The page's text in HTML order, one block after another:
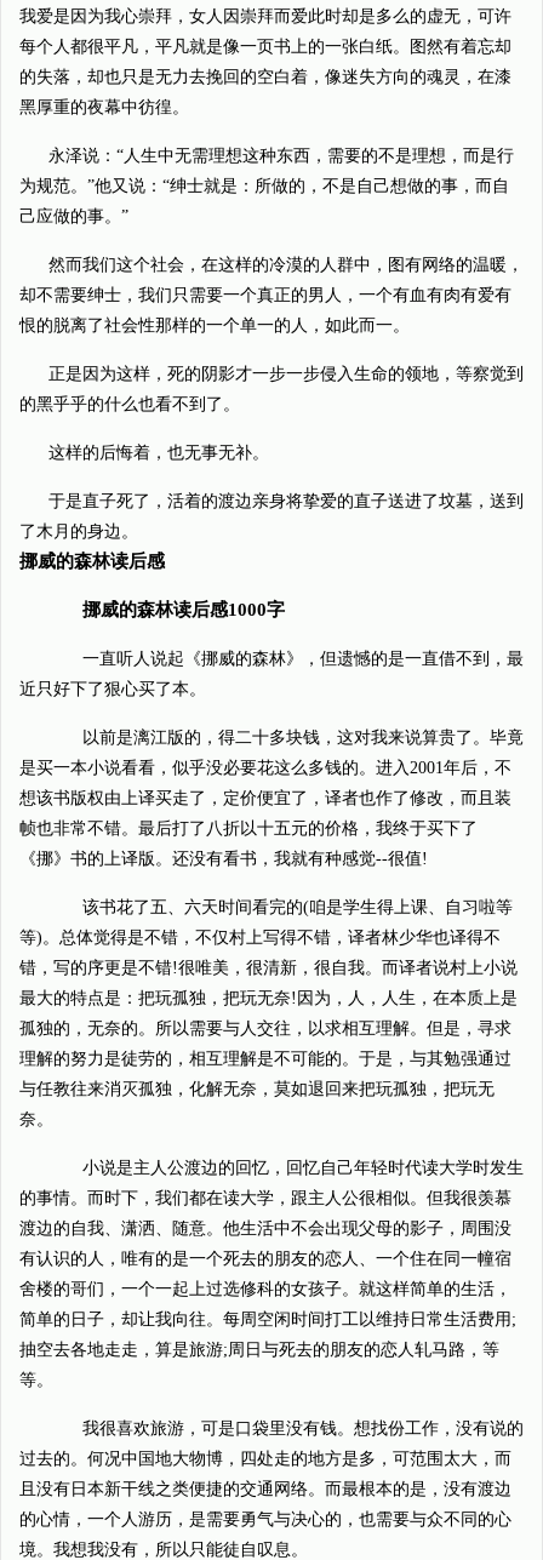
我爱是因为我心崇拜，女人因崇拜而爱此时却是多么的虚无，可许
每个人都很平凡，平凡就是像一页书上的一张白纸。图然有着忘却
的失落，却也只是无力去挽回的空白着，像迷失方向的魂灵，在漆
黑厚重的夜幕中彷徨。
永泽说：“人生中无需理想这种东西，需要的不是理想，而是行
为规范。”他又说：“绅士就是：所做的，不是自己想做的事，而自
己应做的事。”
然而我们这个社会，在这样的冷漠的人群中，图有网络的温暖，
却不需要绅士，我们只需要一个真正的男人，一个有血有肉有爱有
恨的脱离了社会性那样的一个单一的人，如此而一。
正是因为这样，死的阴影才一步一步侵入生命的领地，等察觉到
的黑乎乎的什么也看不到了。
这样的后悔着，也无事无补。
于是直子死了，活着的渡边亲身将挚爱的直子送进了坟墓，送到
了木月的身边。
挪威的森林读后感
挪威的森林读后感1000字
一直听人说起《挪威的森林》，但遗憾的是一直借不到，最
近只好下了狠心买了本。
以前是漓江版的，得二十多块钱，这对我来说算贵了。毕竟
是买一本小说看看，似乎没必要花这么多钱的。进入2001年后，不
想该书版权由上译买走了，定价便宜了，译者也作了修改，而且装
帧也非常不错。最后打了八折以十五元的价格，我终于买下了
《挪》书的上译版。还没有看书，我就有种感觉--很值!
该书花了五、六天时间看完的(咱是学生得上课、自习啦等
等)。总体觉得是不错，不仅村上写得不错，译者林少华也译得不
错，写的序更是不错!很唯美，很清新，很自我。而译者说村上小说
最大的特点是：把玩孤独，把玩无奈!因为，人，人生，在本质上是
孤独的，无奈的。所以需要与人交往，以求相互理解。但是，寻求
理解的努力是徒劳的，相互理解是不可能的。于是，与其勉强通过
与任教往来消灭孤独，化解无奈，莫如退回来把玩孤独，把玩无
奈。
小说是主人公渡边的回忆，回忆自己年轻时代读大学时发生
的事情。而时下，我们都在读大学，跟主人公很相似。但我很羡慕
渡边的自我、潇洒、随意。他生活中不会出现父母的影子，周围没
有认识的人，唯有的是一个死去的朋友的恋人、一个住在同一幢宿
舍楼的哥们，一个一起上过选修科的女孩子。就这样简单的生活，
简单的日子，却让我向往。每周空闲时间打工以维持日常生活费用;
抽空去各地走走，算是旅游;周日与死去的朋友的恋人轧马路，等
等。
我很喜欢旅游，可是口袋里没有钱。想找份工作，没有说的
过去的。何况中国地大物博，四处走的地方是多，可范围太大，而
且没有日本新干线之类便捷的交通网络。而最根本的是，没有渡边
的心情，一个人游历，是需要勇气与决心的，也需要与众不同的心
境。我想我没有，所以只能徒自叹息。